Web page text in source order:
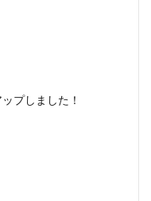
プしました！